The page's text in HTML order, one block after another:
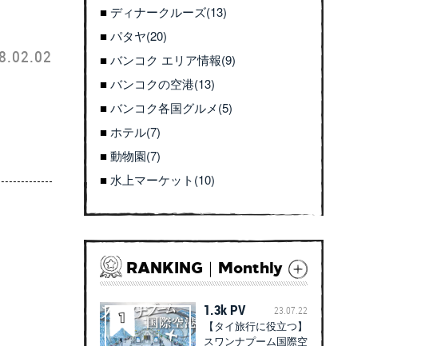
ディナークルーズ(13)
パタヤ(20)
バンコク エリア情報(9)
バンコクの空港(13)
バンコク各国グルメ(5)
ホテル(7)
動物園(7)
水上マーケット(10)
RANKING｜Monthly
1.3k PV 23.07.22
【タイ旅行に役立つ】
スワンナプーム国際空